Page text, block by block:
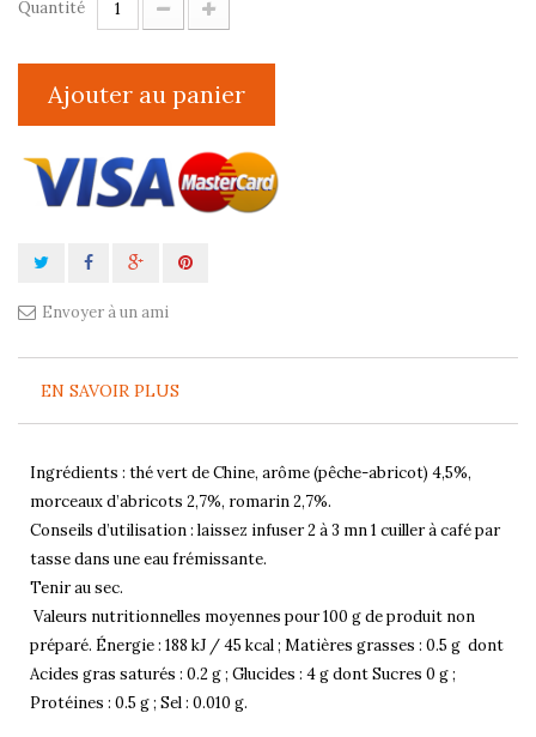
Quantité
Ajouter au panier
Envoyer à un ami
EN SAVOIR PLUS
Ingrédients : thé vert de Chine, arôme (pêche-abricot) 4,5%,
morceaux d’abricots 2,7%, romarin 2,7%.
Conseils d’utilisation : laissez infuser 2 à 3 mn 1 cuiller à café par
tasse dans une eau frémissante.
Tenir au sec.
Valeurs nutritionnelles moyennes pour 100 g de produit non
préparé. Énergie : 188 kJ / 45 kcal ; Matières grasses : 0.5 g dont
Acides gras saturés : 0.2 g ; Glucides : 4 g dont Sucres 0 g ;
Protéines : 0.5 g ; Sel : 0.010 g.